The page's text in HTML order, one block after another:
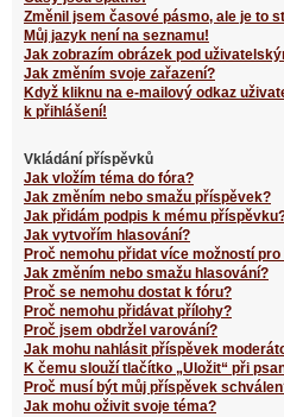
Změnil jsem časové pásmo, ale je to
Můj jazyk není na seznamu!
Jak zobrazím obrázek pod
Jak změním svoje zařazení?
Když kliknu na e-mailový odkaz
k přihlášení!
Vkládání příspěvků
Jak vložím téma do fóra?
Jak změním nebo smažu příspěvek?
Jak přidám podpis k mému
Jak vytvořím hlasování?
Proč nemohu přidat více možností
Jak změním nebo smažu hlasování?
Proč se nemohu dostat k fóru?
Proč nemohu přidávat přílohy?
Proč jsem obdržel varování?
Jak mohu nahlásit příspěvek
K čemu slouží tlačítko „Uložit“ při
Proč musí být můj příspěvek
Jak mohu oživit svoje téma?